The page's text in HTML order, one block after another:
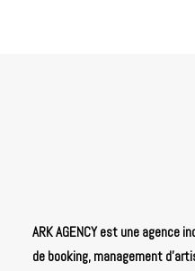
ARK AGENCY est une agence
de booking, management